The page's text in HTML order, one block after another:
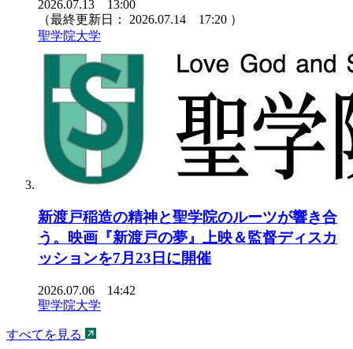
2026.07.13 13:00
（最終更新日： 2026.07.14 17:20 ）
聖学院大学
新渡戸稲造の精神と聖学院のルーツが響き合
う。映画『新渡戸の夢』上映＆監督ディスカ
ッションを7月23日に開催
2026.07.06 14:42
聖学院大学
すべてを見る